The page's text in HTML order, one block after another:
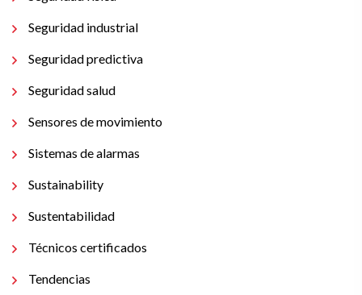
Seguridad industrial
Seguridad predictiva
Seguridad salud
Sensores de movimiento
Sistemas de alarmas
Sustainability
Sustentabilidad
Técnicos certificados
Tendencias